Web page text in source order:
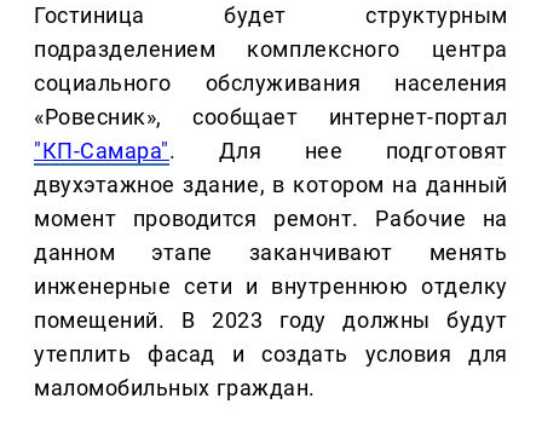
Гостиница будет структурным
подразделением комплексного центра
социального обслуживания населения
«Ровесник», сообщает интернет-портал
"КП-Самара". Для нее подготовят
двухэтажное здание, в котором на данный
момент проводится ремонт. Рабочие на
данном этапе заканчивают менять
инженерные сети и внутреннюю отделку
помещений. В 2023 году должны будут
утеплить фасад и создать условия для
маломобильных граждан.